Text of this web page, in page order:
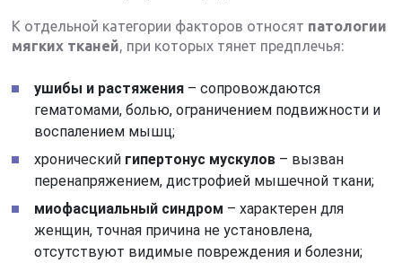
К отдельной категории факторов относят патологии
мягких тканей, при которых тянет предплечья:
ушибы и растяжения – сопровождаются
гематомами, болью, ограничением подвижности и
воспалением мышц;
хронический гипертонус мускулов – вызван
перенапряжением, дистрофией мышечной ткани;
миофасциальный синдром – характерен для
женщин, точная причина не установлена,
отсутствуют видимые повреждения и болезни;